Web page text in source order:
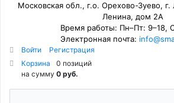
Московская обл., г.о. Орехово-Зуево,
Ленина, дом 2А
Время работы: Пн–Пт: 9–18,
Электронная почта:
Войти
Регистрация
Корзина
0 позиций
на сумму 0 руб.